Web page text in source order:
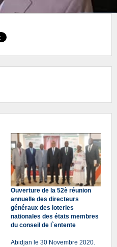
Ouverture de la 52è réunion
annuelle des directeurs
généraux des loteries
nationales des états membres
du conseil de l`entente
Abidjan le 30 Novembre 2020.